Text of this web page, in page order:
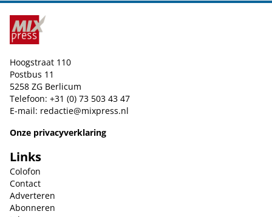
Hoogstraat 110
Postbus 11
5258 ZG Berlicum
Telefoon: +31 (0) 73 503 43 47
E-mail: redactie@mixpress.nl
Onze privacyverklaring
Links
Colofon
Contact
Adverteren
Abonneren